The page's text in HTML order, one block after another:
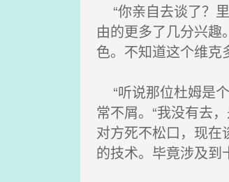
“你亲自去谈了？
由的更多了几分兴
色。不知道这个维克
“听说那位杜姆是
常不屑。“我没有去
对方死不松口，现在
的技术。毕竟涉及到